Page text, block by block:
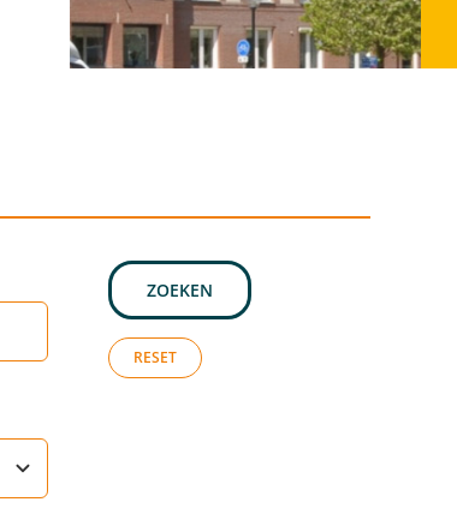
ZOEKEN
RESET